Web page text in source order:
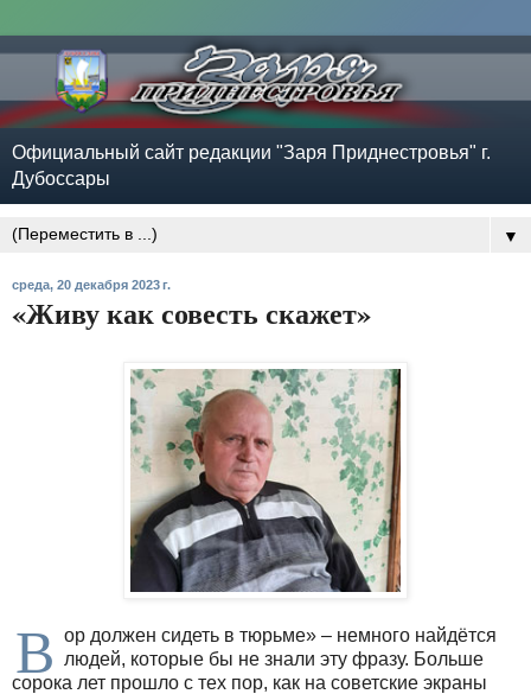
Официальный сайт редакции "Заря Приднестровья" г.
Дубоссары
▼
среда, 20 декабря 2023 г.
«Живу как совесть скажет»
В ор должен сидеть в тюрьме» – немного найдётся
людей, которые бы не знали эту фразу. Больше
сорока лет прошло с тех пор, как на советские экраны